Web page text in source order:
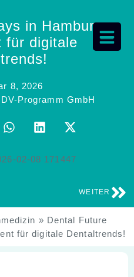
in Hamburg –
für digitale
8, 2026
Programm GmbH
WEITER
» Dental Future
für digitale Dentaltrends!